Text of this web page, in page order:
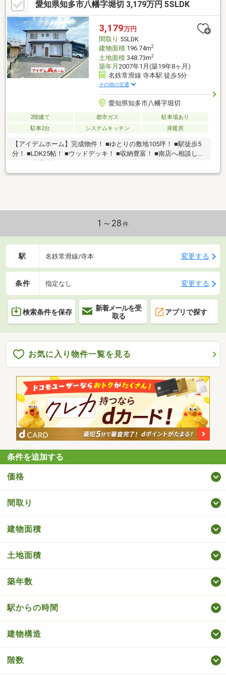
レーションをしてみたい！●近隣にどんな人が住んでいるか気に
なる！他にもどんなことでもお気軽にお問合せ下さい♪
愛知県知多市八幡字堀切 3,179万円 5SLDK
3,179万円
間取り 5SLDK
建物面積196.74m2
土地面積348.73m2
築年月 2007年1月(築19年8ヶ月)
名鉄常滑線 寺本駅 徒歩5分
その他の交通
愛知県知多市八幡字堀切
2階建て 都市ガス
駐車場あり
駐車2台
システムキッチン 床暖房
【アイデムホーム】完成物件！ ■ゆとりの敷地105坪！ ■駅徒歩5
分！ ■LDK25帖！ ■ウッドデッキ！ ■収納豊富！ ■南店へ相談して
1～28 件
駅 名鉄常滑線/寺本 変更する
条件 指定なし 変更する
検索条件を保存
新着メールを受
取る
アプリで探す
お気に入り物件一覧を見る
条件を追加する
価格
間取り
建物面積
土地面積
築年数
駅からの時間
建物構造
階数